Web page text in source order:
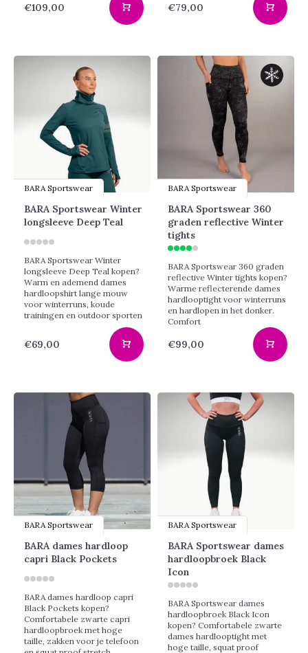
€109,00 €79,00
BARA Sportswear
BARA Sportswear Winter
longsleeve Deep Teal
BARA Sportswear Winter
longsleeve Deep Teal kopen?
Warm en ademend dames
hardloopshirt lange mouw
voor winterruns, koude
trainingen en outdoor sporten
€69,00
BARA Sportswear
BARA Sportswear 360
graden reflective Winter
tights
BARA Sportswear 360 graden
reflective Winter tights kopen?
Warme reflecterende dames
hardlooptight voor winterruns
en hardlopen in het donker.
Comfort
€99,00
BARA Sportswear
BARA dames hardloop
capri Black Pockets
BARA dames hardloop capri
Black Pockets kopen?
Comfortabele zwarte capri
hardloopbroek met hoge
taille, zakken voor je telefoon
BARA Sportswear
BARA Sportswear dames
hardloopbroek Black
Icon
BARA Sportswear dames
hardloopbroek Black Icon
kopen? Comfortabele zwarte
dames hardlooptight met
hoge taille, squat proof